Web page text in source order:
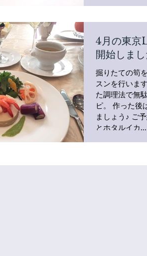
4月の東京
開始しま
掘りたての筍
スンを行いま
た調理法で無
ピ。 作った後
ましょう♪ ご
とホタルイカ...